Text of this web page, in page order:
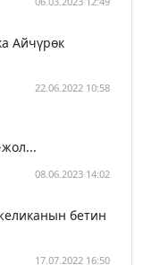
Айчүрөк
22.06.2022 10:58
08.06.2023 14:02
бетин
17.07.2022 16:50